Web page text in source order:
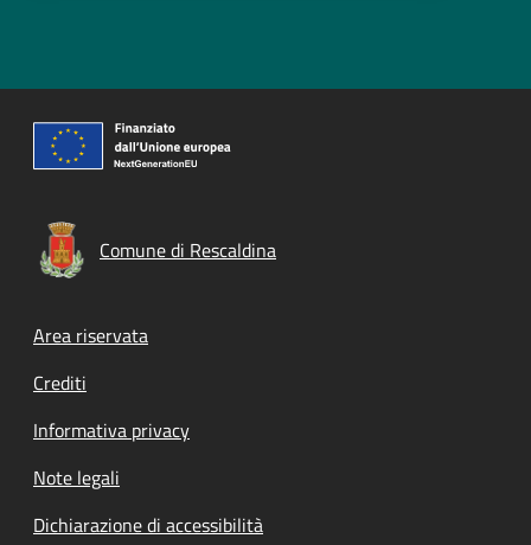
Comune di Rescaldina
Footer menu
Area riservata
Crediti
Informativa privacy
Note legali
Dichiarazione di accessibilità